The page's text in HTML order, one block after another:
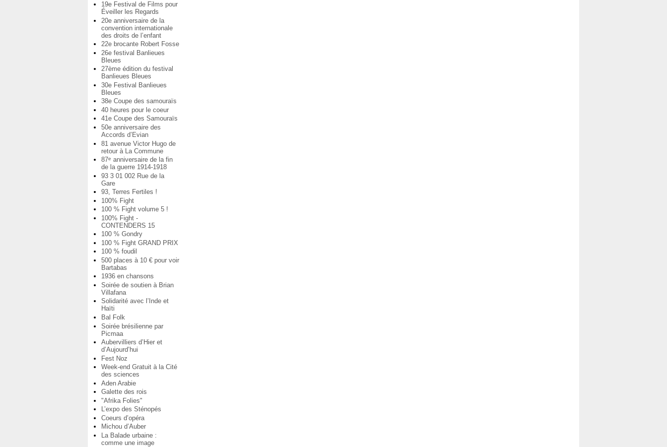
19e Festival de Films pour
Éveiller les Regards
20e anniversaire de la
convention internationale
des droits de l’enfant
22e brocante Robert Fosse
26e festival Banlieues
Bleues
27ème édition du festival
Banlieues Bleues
30e Festival Banlieues
Bleues
38e Coupe des samouraïs
40 heures pour le coeur
41e Coupe des Samouraïs
50e anniversaire des
Accords d’Evian
81 avenue Victor Hugo de
retour à La Commune
87e anniversaire de la fin
de la guerre 1914-1918
93 3 01 002 Rue de la
Gare
93, Terres Fertiles !
100% Fight
100 % Fight volume 5 !
100% Fight -
CONTENDERS 15
100 % Gondry
100 % Fight GRAND PRIX
100 % foudil
500 places à 10 € pour voir
Bartabas
1936 en chansons
Soirée de soutien à Brian
Villafana
Solidarité avec l’Inde et
Haïti
Bal Folk
Soirée brésilienne par
Picmaa
Aubervilliers d’Hier et
d’Aujourd’hui
Fest Noz
Week-end Gratuit à la Cité
des sciences
Aden Arabie
Galette des rois
"Afrika Folies"
L’expo des Sténopés
Coeurs d’opéra
Michou d’Auber
La Balade urbaine :
comme une image